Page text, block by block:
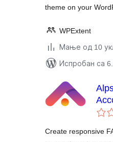
theme on your
WPExtent
Мање од 10
Испробан са
Create responsive